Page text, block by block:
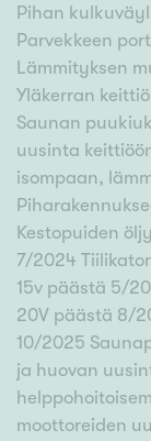
Pihan
Parvekkeen
Lämmityksen
Yläkerran
Saunan
uusinta
isompaan,
Kestopuiden
7/2024
15v päästä 5/
20V päästä 8/
10/2025
ja huovan
moottoreiden